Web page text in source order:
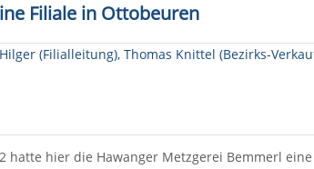
Filiale in Ottobeuren
hier die Hawanger Metzgerei Bemmerl